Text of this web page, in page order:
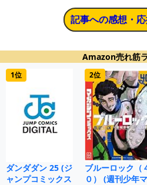
記事への感想・
Amazon売れ筋
1位
ダンダダン 25 (ジ
ャンプコミックス
2位
ブルーロック（
０） (週刊少年マ